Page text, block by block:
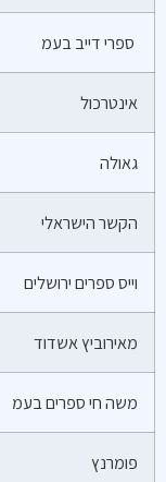
ספרי דייב בעמ
אינטרכול
גאולה
הקשר הישראלי
וייס ספרים ירושלים
מאירוביץ אשדוד
משה חי ספרים בעמ
פומרנץ